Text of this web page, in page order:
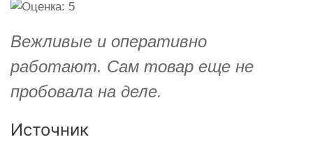
Вежливые и оперативно
работают. Сам товар еще не
пробовала на деле.
Источник